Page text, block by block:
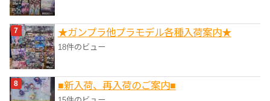
★ガンプラ他プラモデル各種入荷案内★
18件のビュー
■新入荷、再入荷のご案内■